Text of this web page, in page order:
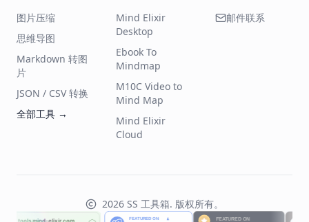
图片压缩
思维导图
Markdown 转图
片
JSON / CSV 转换
全部工具 →
Mind Elixir
Desktop
Ebook To
Mindmap
M10C Video to
Mind Map
Mind Elixir
Cloud
邮件联系
2026 SS 工具箱. 版权所有。